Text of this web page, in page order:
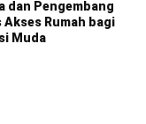
dan Pengembang
Akses Rumah bagi
Muda